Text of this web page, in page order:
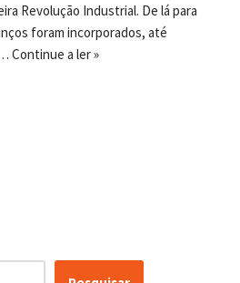
Revolução Industrial. De lá para
foram incorporados, até
Continue a ler »